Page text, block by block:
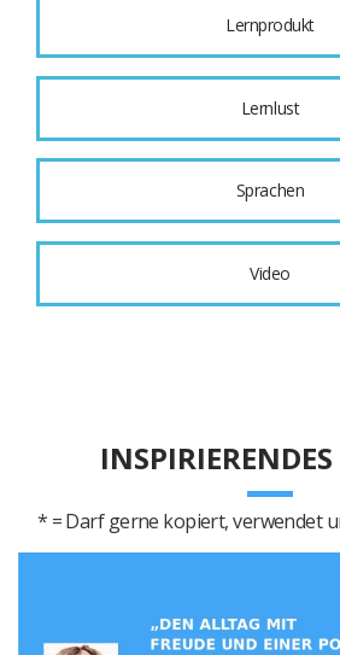
Lernprodukt
Lernlust
Sprachen
Video
* = Darf gerne kopiert, verwendet